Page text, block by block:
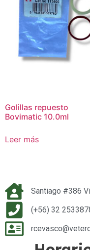
Golillas repuesto
Bovimatic 10.0ml
Leer más
Santiago #386
(+56) 32